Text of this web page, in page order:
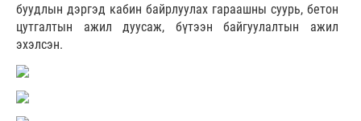
буудлын дэргэд кабин байрлуулах гараашны суурь, бетон
цутгалтын ажил дуусаж, бүтээн байгуулалтын ажил
эхэлсэн.